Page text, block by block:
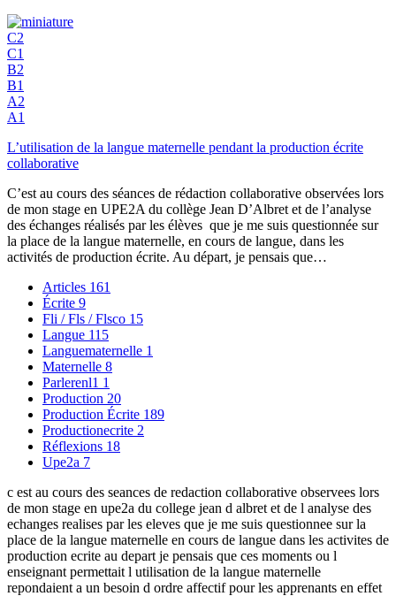
C2
C1
B2
B1
A2
A1
L’utilisation de la langue maternelle pendant la production écrite
collaborative
C’est au cours des séances de rédaction collaborative observées lors
de mon stage en UPE2A du collège Jean D’Albret et de l’analyse
des échanges réalisés par les élèves que je me suis questionnée sur
la place de la langue maternelle, en cours de langue, dans les
activités de production écrite. Au départ, je pensais que…
Articles 161
Écrite 9
Fli / Fls / Flsco 15
Langue 115
Languematernelle 1
Maternelle 8
Parlerenl1 1
Production 20
Production Écrite 189
Productionecrite 2
Réflexions 18
Upe2a 7
c est au cours des seances de redaction collaborative observees lors
de mon stage en upe2a du college jean d albret et de l analyse des
echanges realises par les eleves que je me suis questionnee sur la
place de la langue maternelle en cours de langue dans les activites de
production ecrite au depart je pensais que ces moments ou l
enseignant permettait l utilisation de la langue maternelle
repondaient a un besoin d ordre affectif pour les apprenants en effet